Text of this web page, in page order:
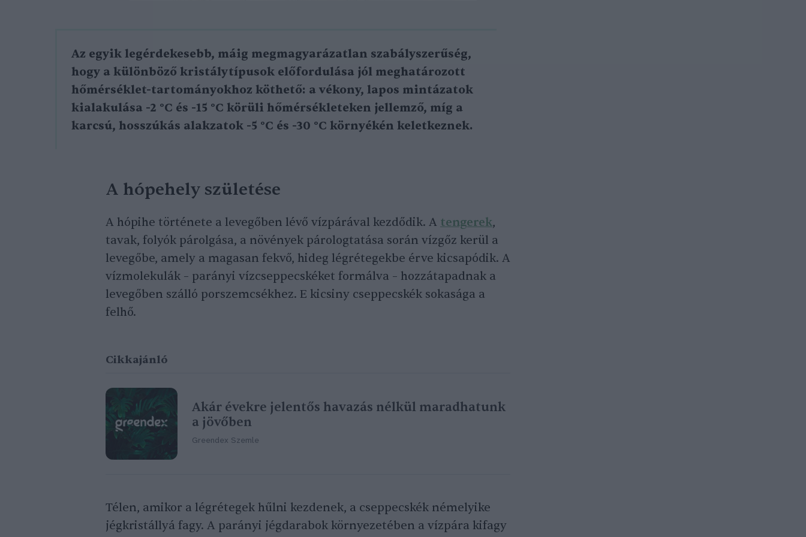
Az egyik legérdekesebb, máig megmagyarázatlan szabályszerűség,
hogy a különböző kristálytípusok előfordulása jól meghatározott
hőmérséklet-tartományokhoz köthető: a vékony, lapos mintázatok
kialakulása -2 °C és -15 °C körüli hőmérsékleteken jellemző, míg a
karcsú, hosszúkás alakzatok -5 °C és -30 °C környékén keletkeznek.
A hópehely születése
A hópihe története a levegőben lévő vízpárával kezdődik. A tengerek,
tavak, folyók párolgása, a növények párologtatása során vízgőz kerül a
levegőbe, amely a magasan fekvő, hideg légrétegekbe érve kicsapódik. A
vízmolekulák – parányi vízcseppecskéket formálva – hozzátapadnak a
levegőben szálló porszemcsékhez. E kicsiny cseppecskék sokasága a
felhő.
Cikkajánló
Akár évekre jelentős havazás nélkül maradhatunk
a jövőben
Greendex Szemle
Télen, amikor a légrétegek hűlni kezdenek, a cseppecskék némelyike
jégkristállyá fagy. A parányi jégdarabok környezetében a vízpára kifagy